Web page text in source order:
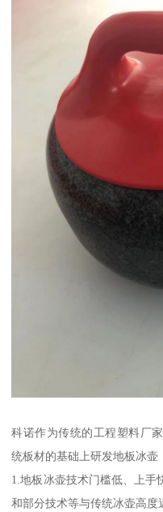
科诺作为传统的工程塑料厂
统板材的基础上研发地板冰壶
1.地板冰壶技术门槛低、上手
和部分技术等与传统冰壶高度